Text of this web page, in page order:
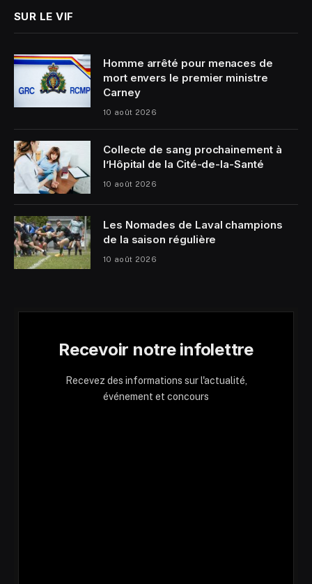
SUR LE VIF
Homme arrêté pour menaces de
mort envers le premier ministre
Carney
10 août 2026
Collecte de sang prochainement à
l’Hôpital de la Cité-de-la-Santé
10 août 2026
Les Nomades de Laval champions
de la saison régulière
10 août 2026
Recevoir notre infolettre
Recevez des informations sur l'actualité,
événement et concours